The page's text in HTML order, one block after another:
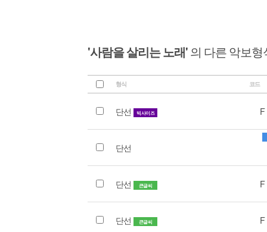
'사람을 살리는 노래'의 다른 악보형
형식 코드
단선 빅사이즈
단선
단선 큰글씨
단선 큰글씨